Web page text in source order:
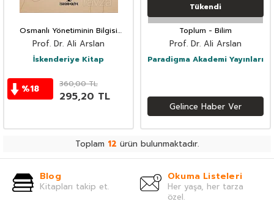
Osmanlı Yönetiminin Bilgisi
Dahilinde Yahudilerin Filistin'e
Sakince İskanı
Prof. Dr. Ali Arslan
İskenderiye Kitap
%18 360,00TL
295,20 TL
Tükendi
Toplum - Bilim
Prof. Dr. Ali Arslan
Paradigma Akademi Yayınları
Gelince Haber Ver
Toplam 12 ürün bulunmaktadır.
Blog
Kitapları takip et.
Okuma Listeleri
Her yaşa, her tarza
özel.